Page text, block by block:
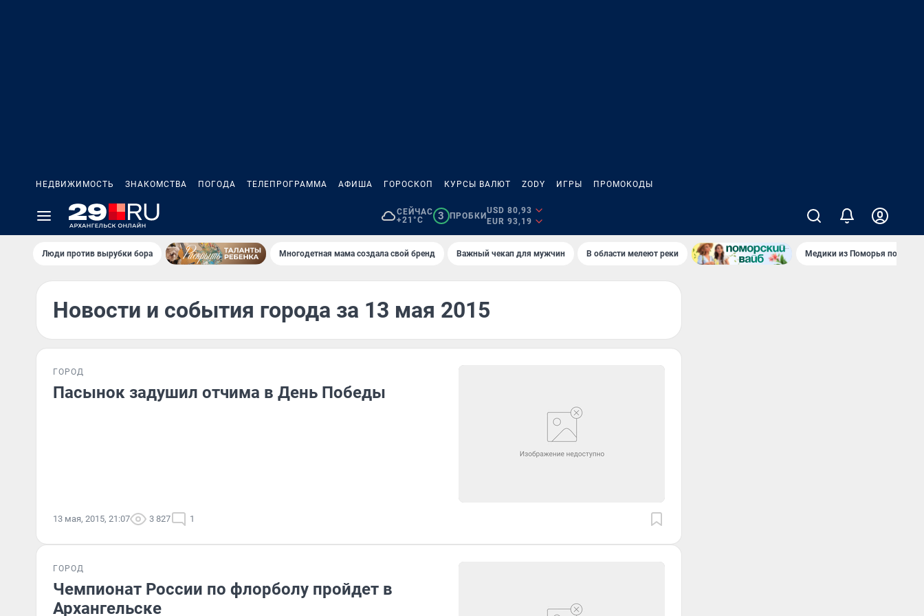
НЕДВИЖИМОСТЬ ЗНАКОМСТВА ПОГОДА ТЕЛЕПРОГРАММА АФИША ГОРОСКОП КУРСЫ ВАЛЮТ ZODY ИГРЫ ПРОМОКОДЫ
СЕЙЧАС
+21°C
3 ПРОБКИ
USD 80,93
EUR 93,19
Люди против вырубки бора Многодетная мама создала свой бренд Важный чекап для мужчин В области мелеют реки Медики из Поморья поехали
Новости и события города за 13 мая 2015
ГОРОД
Пасынок задушил отчима в День Победы
13 мая, 2015, 21:07 3 827 1
ГОРОД
Чемпионат России по флорболу пройдет в
Архангельске